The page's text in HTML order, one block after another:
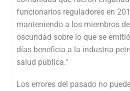
funcionarios reguladores en
manteniendo a los miembros
oscuridad sobre lo que se
días beneficia a la industria
salud pública."
Los errores del pasado no